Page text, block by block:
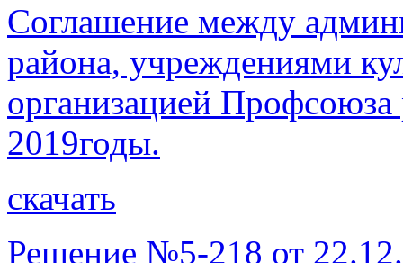
Соглашение между
района, учреждениями
организацией
2019годы.
скачать
Решение №5-218 от